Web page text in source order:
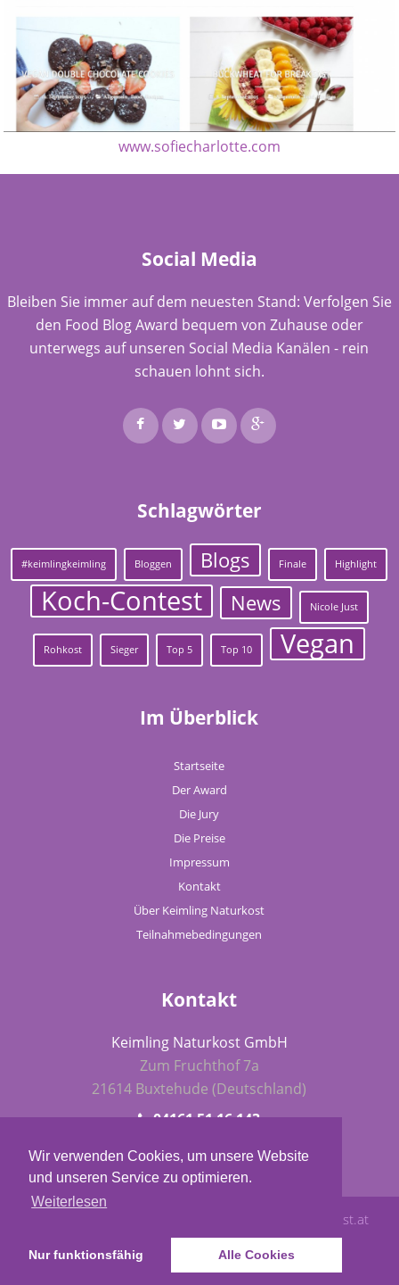
Wir verwenden Cookies, um unsere Website
und unseren Service zu optimieren.
Weiterlesen
Nur funktionsfähig Alle Cookies
www.sofiecharlotte.com
Social Media
Bleiben Sie immer auf dem neuesten Stand: Verfolgen Sie
den Food Blog Award bequem von Zuhause oder
unterwegs auf unseren Social Media Kanälen - rein
schauen lohnt sich.
Schlagwörter
#keimlingkeimling Bloggen Blogs Finale Highlight
Koch-Contest News Nicole Just
Rohkost Sieger Top 5 Top 10 Vegan
Im Überblick
Startseite
Der Award
Die Jury
Die Preise
Impressum
Kontakt
Über Keimling Naturkost
Teilnahmebedingungen
Kontakt
Keimling Naturkost GmbH
Zum Fruchthof 7a
21614 Buxtehude (Deutschland)
04161 51 16 143
www.rohkost.at
Impressum Datenschutz Cookie-Richtlinie (EU)